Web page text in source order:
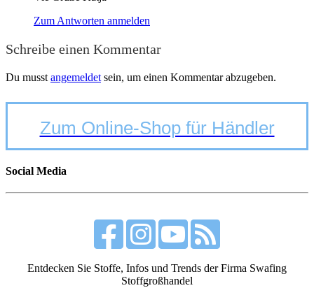
Zum Antworten anmelden
Schreibe einen Kommentar
Du musst angemeldet sein, um einen Kommentar abzugeben.
Zum Online-Shop für Händler
Social Media
Entdecken Sie Stoffe, Infos und Trends der Firma Swafing
Stoffgroßhandel